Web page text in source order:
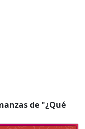
de "¿Qué